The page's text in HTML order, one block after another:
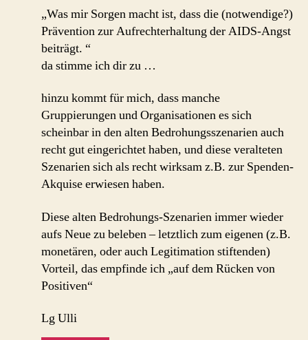
„Was mir Sorgen macht ist, dass die (notwendige?)
Prävention zur Aufrechterhaltung der AIDS-Angst
beiträgt. “
da stimme ich dir zu …
hinzu kommt für mich, dass manche
Gruppierungen und Organisationen es sich
scheinbar in den alten Bedrohungsszenarien auch
recht gut eingerichtet haben, und diese veralteten
Szenarien sich als recht wirksam z.B. zur Spenden-
Akquise erwiesen haben.
Diese alten Bedrohungs-Szenarien immer wieder
aufs Neue zu beleben – letztlich zum eigenen (z.B.
monetären, oder auch Legitimation stiftenden)
Vorteil, das empfinde ich „auf dem Rücken von
Positiven“
Lg Ulli